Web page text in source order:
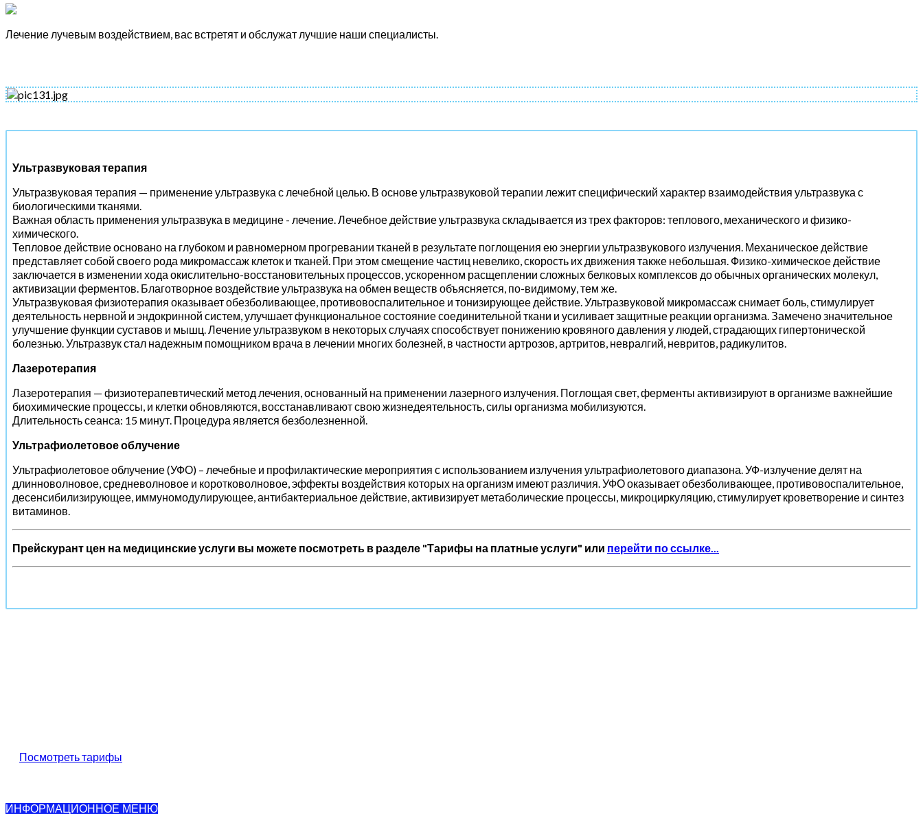
Лечение лучевым воздействием, вас встретят и обслужат лучшие наши специалисты.
Ультразвуковая терапия
Ультразвуковая терапия — применение ультразвука с лечебной целью. В основе ультразвуковой терапии лежит специфический характер взаимодействия ультразвука с
биологическими тканями.
Важная область применения ультразвука в медицине - лечение. Лечебное действие ультразвука складывается из трех факторов: теплового, механического и физико-
химического.
Тепловое действие основано на глубоком и равномерном прогревании тканей в результате поглощения ею энергии ультразвукового излучения. Механическое действие
представляет собой своего рода микромассаж клеток и тканей. При этом смещение частиц невелико, скорость их движения также небольшая. Физико-химическое действие
заключается в изменении хода окислительно-восстановительных процессов, ускоренном расщеплении сложных белковых комплексов до обычных органических молекул,
активизации ферментов. Благотворное воздействие ультразвука на обмен веществ объясняется, по-видимому, тем же.
Ультразвуковая физиотерапия оказывает обезболивающее, противовоспалительное и тонизирующее действие. Ультразвуковой микромассаж снимает боль, стимулирует
деятельность нервной и эндокринной систем, улучшает функциональное состояние соединительной ткани и усиливает защитные реакции организма. Замечено значительное
улучшение функции суставов и мышц. Лечение ультразвуком в некоторых случаях способствует понижению кровяного давления у людей, страдающих гипертонической
болезнью. Ультразвук стал надежным помощником врача в лечении многих болезней, в частности артрозов, артритов, невралгий, невритов, радикулитов.
Лазеротерапия
Лазеротерапия — физиотерапевтический метод лечения, основанный на применении лазерного излучения. Поглощая свет, ферменты активизируют в организме важнейшие
биохимические процессы, и клетки обновляются, восстанавливают свою жизнедеятельность, силы организма мобилизуются.
Длительность сеанса: 15 минут. Процедура является безболезненной.
Ультрафиолетовое облучение
Ультрафиолетовое облучение (УФО) – лечебные и профилактические мероприятия с использованием излучения ультрафиолетового диапазона. УФ-излучение делят на
длинноволновое, средневолновое и коротковолновое, эффекты воздействия которых на организм имеют различия. УФО оказывает обезболивающее, противовоспалительное,
десенсибилизирующее, иммуномодулирующее, антибактериальное действие, активизирует метаболические процессы, микроциркуляцию, стимулирует кроветворение и синтез
витаминов.
Прейскурант цен на медицинские услуги вы можете посмотреть в разделе "Тарифы на платные услуги" или перейти по ссылке...
Посмотреть тарифы
ИНФОРМАЦИОННОЕ МЕНЮ